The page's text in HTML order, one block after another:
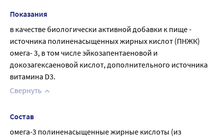
Показания
в качестве биологически активной добавки к пище -
источника полиненасыщенных жирных кислот (ПНЖК)
омега- 3, в том числе эйкозапентаеновой и
докозагексаеновой кислот, дополнительного источника
витамина D3.
Свернуть
Состав
омега-3 полиненасыщенные жирные кислоты (из